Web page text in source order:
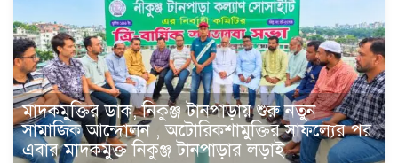
মাদকমুক্তির ডাক, নিকুঞ্জ টানপাড়ায় শুরু নতুন
সামাজিক আন্দোলন , অটোরিকশামুক্তির সাফল্যের পর
এবার মাদকমুক্ত নিকুঞ্জ টানপাড়ার লড়াই